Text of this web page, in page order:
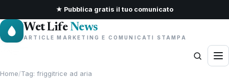
★ Pubblica gratis il tuo comunicato
Wet Life News
ARTICLE MARKETING E COMUNICATI STAMPA
Home/Tag: friggitrice ad aria